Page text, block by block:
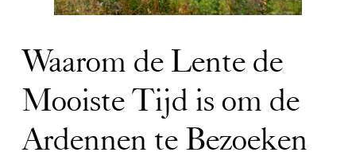
Waarom de Lente de
Mooiste Tijd is om de
Ardennen te Bezoeken